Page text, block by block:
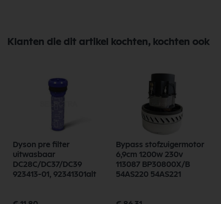
Klanten die dit artikel kochten, kochten ook
Dyson pre filter
uitwasbaar
DC28C/DC37/DC39
923413-01, 92341301alt
Bypass stofzuigermotor
6,9cm 1200w 230v
113087 BP30800X/B
54AS220 54AS221